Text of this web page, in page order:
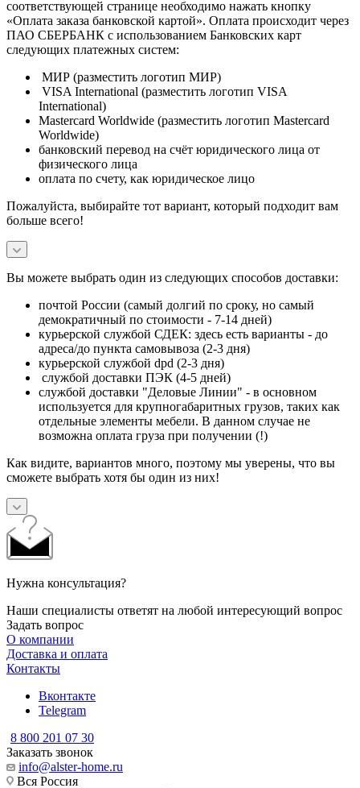
соответствующей странице необходимо нажать кнопку
«Оплата заказа банковской картой». Оплата происходит через
ПАО СБЕРБАНК с использованием Банковских карт
следующих платежных систем:
МИР (разместить логотип МИР)
VISA International (разместить логотип VISA
International)
Mastercard Worldwide (разместить логотип Mastercard
Worldwide)
банковский перевод на счёт юридического лица от
физического лица
оплата по счету, как юридическое лицо
Пожалуйста, выбирайте тот вариант, который подходит вам
больше всего!
Вы можете выбрать один из следующих способов доставки:
почтой России (самый долгий по сроку, но самый
демократичный по стоимости - 7-14 дней)
курьерской службой СДЕК: здесь есть варианты - до
адреса/до пункта самовывоза (2-3 дня)
курьерской службой dpd (2-3 дня)
службой доставки ПЭК (4-5 дней)
службой доставки "Деловые Линии" - в основном
используется для крупногабаритных грузов, таких как
отдельные элементы мебели. В данном случае не
возможна оплата груза при получении (!)
Как видите, вариантов много, поэтому мы уверены, что вы
сможете выбрать хотя бы один из них!
Нужна консультация?
Наши специалисты ответят на любой интересующий вопрос
Задать вопрос
О компании
Доставка и оплата
Контакты
Вконтакте
Telegram
8 800 201 07 30
Заказать звонок
info@alster-home.ru
Вся Россия